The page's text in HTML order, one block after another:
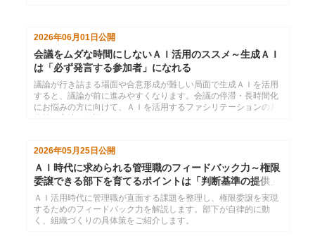
2026年06月01日 公開
会議をムダな時間にしないＡＩ活用のススメ～生成ＡＩ
は「必ず発言する参加者」になれる
議論が行き詰まる場面や合意形成が難しい局面で生成ＡＩを活用
すると、議論が前に進みやすくなります。会議の停滞・長時間化
にお悩みの方に向けて、ＡＩを活用するファシリテーションの具
2026年05月25日公開
ＡＩ時代に求められる管理職のフィードバック力～権限
委譲できる部下を育てるポイントは「判断基準の提供」
ＡＩ活用時代に管理職が直面する課題を整理し、権限委譲を実現
するためのフィードバック力を解説します。部下が自律的に動
く、組織づくりの具体策をご紹介します。